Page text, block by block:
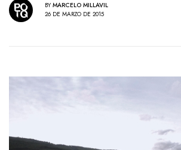
BY MARCELO MILLAVIL
26 DE MARZO DE 2015